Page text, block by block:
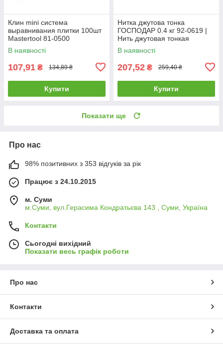
Клин mini система
выравнивания плитки 100шт
Mastertool 81-0500
В наявності
107,91 ₴ 134,89 ₴
Купити
Нитка джутова тонка
ГОСПОДАР 0.4 кг 92-0619 |
Нить джутовая тонкая
ГОСПОДАР 0.4 кг 92-0619
В наявності
207,52 ₴ 259,40 ₴
Купити
Показати ще
Про нас
98% позитивних з 353 відгуків за рік
Працює з 24.10.2015
м. Суми
м.Суми, вул.Герасима Кондратьєва 143 , Суми, Україна
Контакти
Сьогодні вихідний
Показати весь графік роботи
Про нас
Контакти
Доставка та оплата